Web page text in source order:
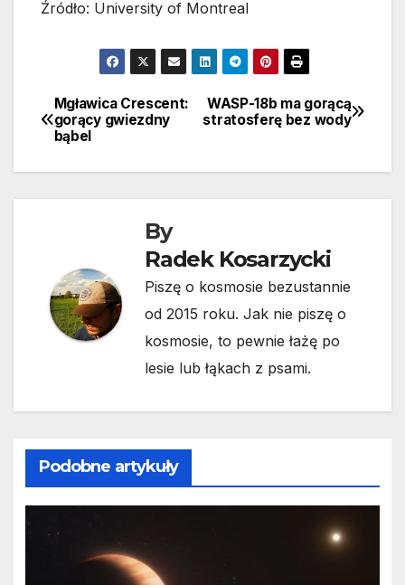
Źródło: University of Montreal
Nawigacja
wpisu
WASP-18b ma gorącą
stratosferę bez wody
Mgławica Crescent:
gorący gwiezdny
bąbel
By
Radek Kosarzycki
Piszę o kosmosie bezustannie
od 2015 roku. Jak nie piszę o
kosmosie, to pewnie łażę po
lesie lub łąkach z psami.
Podobne artykuły